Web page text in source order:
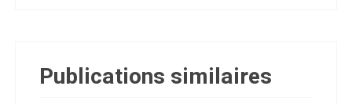
Publications similaires